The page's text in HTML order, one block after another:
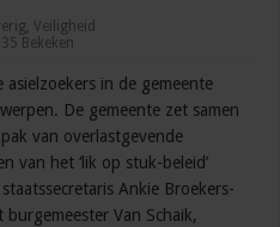
,Veiligheid
Bekeken
asielzoekers in de gemeente
De gemeente zet samen
van overlastgevende
van het ‘lik op stuk-beleid’
Ankie Broekers-
Van Schaik,